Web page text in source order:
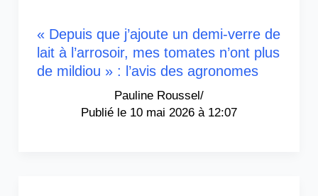
« Depuis que j’ajoute un demi-verre de
lait à l’arrosoir, mes tomates n’ont plus
de mildiou » : l’avis des agronomes
Pauline Roussel/
10 mai 2026 à 12:07